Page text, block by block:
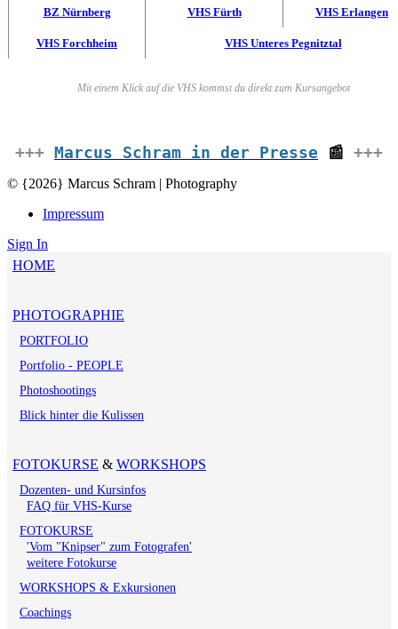
BZ Nürnberg VHS Fürth VHS Erlangen
VHS Forchheim VHS Unteres Pegnitztal
Mit einem Klick auf die VHS kommst du direkt zum Kursangebot
+++ Marcus Schram in der Presse 📰 +++
© {2026} Marcus Schram | Photography
Impressum
Sign In
HOME
PHOTOGRAPHIE
PORTFOLIO
Portfolio - PEOPLE
Photoshootings
Blick hinter die Kulissen
FOTOKURSE & WORKSHOPS
Dozenten- und Kursinfos
FAQ für VHS-Kurse
FOTOKURSE
'Vom "Knipser" zum Fotografen'
weitere Fotokurse
WORKSHOPS & Exkursionen
Coachings